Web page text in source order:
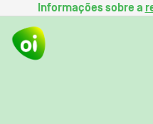
Informações sobre a